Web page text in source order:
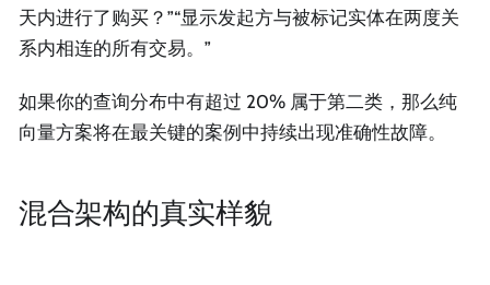
天内进行了购买？”“显示发起方与被标记实体在两度关
系内相连的所有交易。”
如果你的查询分布中有超过 20% 属于第二类，那么纯
向量方案将在最关键的案例中持续出现准确性故障。
混合架构的真实样貌